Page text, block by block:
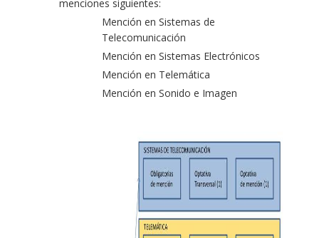
menciones siguientes:
Mención en Sistemas de
Telecomunicación
Mención en Sistemas Electrónicos
Mención en Telemática
Mención en Sonido e Imagen